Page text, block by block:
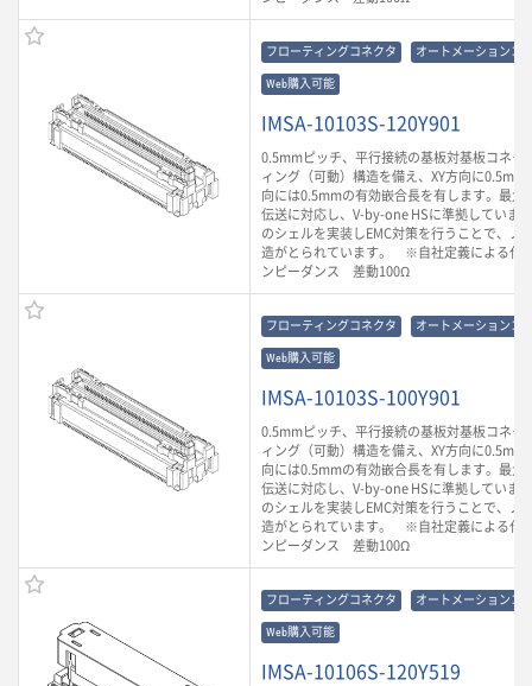
フローティングコネクタ オートメーションコ
Web購入可能
IMSA-10103S-120Y901
0.5mmピッチ、平行接続の基板対基板コネク
ィング（可動）構造を備え、XY方向に
向には0.5mmの有効嵌合長を有します。最
伝送に対応し、V-by-one HSに準拠していま
のシェルを実装しEMC対策を行うことで、ノ
造がとられています。 ※自社定義による代
ンピーダンス 差動100Ω
フローティングコネクタ オートメーションコ
Web購入可能
IMSA-10103S-100Y901
0.5mmピッチ、平行接続の基板対基板コネク
ィング（可動）構造を備え、XY方向に
向には0.5mmの有効嵌合長を有します。最
伝送に対応し、V-by-one HSに準拠していま
のシェルを実装しEMC対策を行うことで、ノ
造がとられています。 ※自社定義による代
ンピーダンス 差動100Ω
フローティングコネクタ オートメーションコ
Web購入可能
IMSA-10106S-120Y519